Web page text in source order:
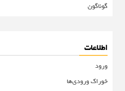
گوناگون
اطلاعات
ورود
خوراک ورودی‌ها